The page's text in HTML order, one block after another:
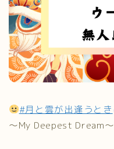
#月と雲が出逢うとき
〜My Deepest Dream〜